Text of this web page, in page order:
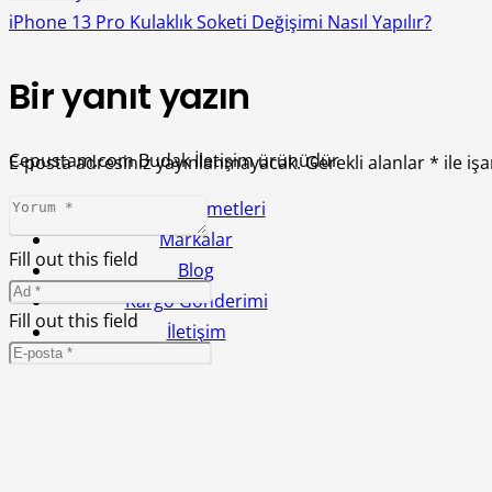
iPhone 13 Pro Kulaklık Soketi Değişimi Nasıl Yapılır?
Bir yanıt yazın
E-posta adresiniz yayınlanmayacak.Gerekli alanlar* ile
Fill out this field
Fill out this field
Cepustam.com Budak İletişim ürünüdür
Tamir Hizmetleri
Markalar
Blog
Kargo Gönderimi
İletişim